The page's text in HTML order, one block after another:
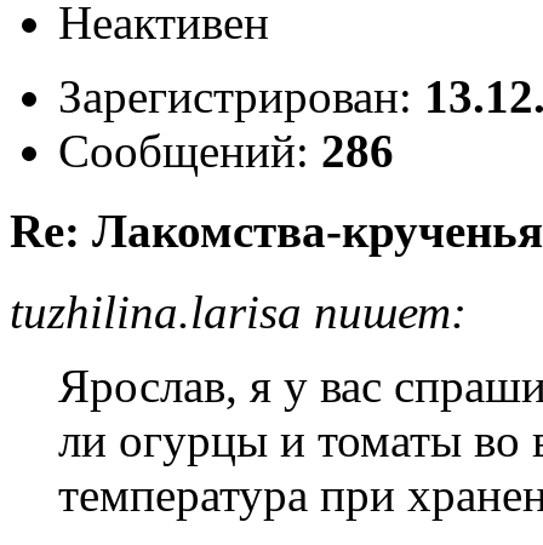
Неактивен
Зарегистрирован:
Сообщений: 286
Re: Лакомства-крученья
tuzhilina.larisa пишет:
Ярослав, я у вас
ли огурцы и томаты во
температура при